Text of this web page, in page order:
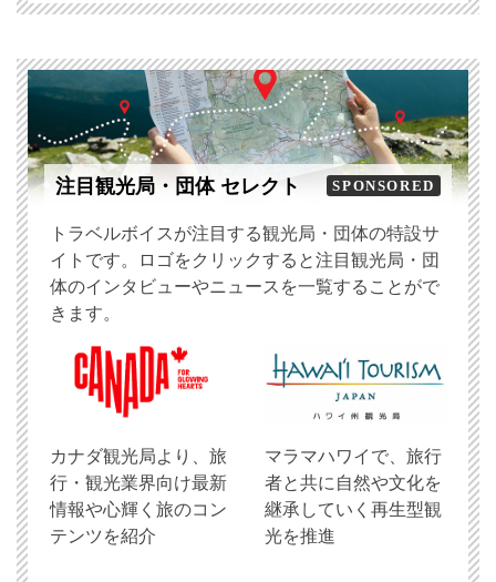
注目観光局・団体 セレクト SPONSORED
トラベルボイスが注目する観光局・団体の特設サ
イトです。ロゴをクリックすると注目観光局・団
体のインタビューやニュースを一覧することがで
きます。
​カナダ観光局より、旅
行・観光業界向け最新
情報や心輝く旅のコン
テンツを紹介
マラマハワイで、旅行
者と共に自然や文化を
継承していく再生型観
光を推進